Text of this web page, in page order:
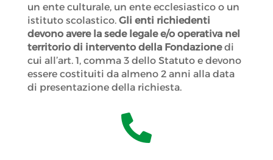
un ente culturale, un ente ecclesiastico o un
istituto scolastico. Gli enti richiedenti
devono avere la sede legale e/o operativa nel
territorio di intervento della Fondazionedi
cui all’art. 1, comma 3 dello Statuto e devono
essere costituiti da almeno 2 anni alla data
di presentazione della richiesta.
